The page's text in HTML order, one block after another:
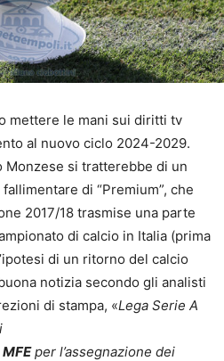
mettere le mani sui diritti tv
al nuovo ciclo 2024-2029.
Monzese si tratterebbe di un
di “Premium”, che
2017/18 trasmise una parte
di calcio in Italia (prima
di un ritorno del calcio
notizia secondo gli analisti
di stampa, «Lega Serie A
MFEper l’assegnazione dei